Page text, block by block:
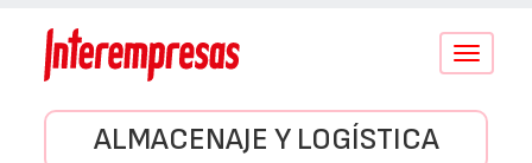
Conmutar
ALMACENAJE Y LOGÍSTICA